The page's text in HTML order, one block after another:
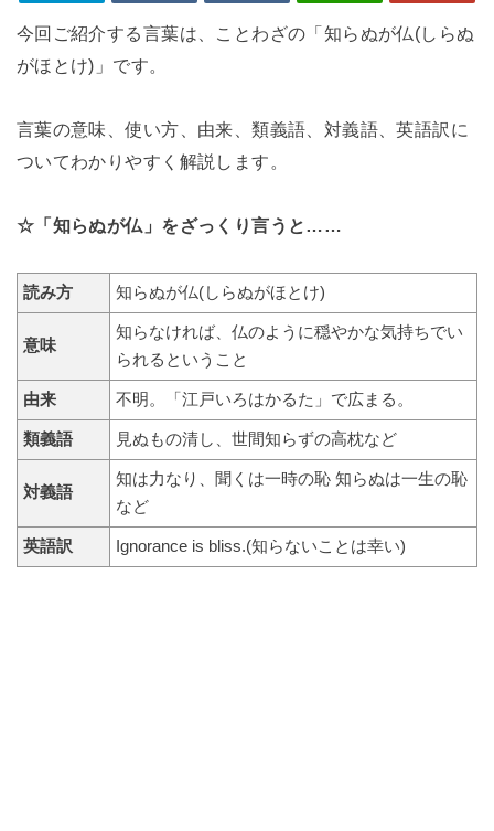
今回ご紹介する言葉は、ことわざの「知らぬが仏(しらぬ
がほとけ)」です。
言葉の意味、使い方、由来、類義語、対義語、英語訳に
ついてわかりやすく解説します。
☆「知らぬが仏」をざっくり言うと……
読み方 知らぬが仏(しらぬがほとけ)
意味
知らなければ、仏のように穏やかな気持ちでい
られるということ
由来 不明。「江戸いろはかるた」で広まる。
類義語 見ぬもの清し、世間知らずの高枕など
対義語
知は力なり、聞くは一時の恥 知らぬは一生の恥
など
英語訳 Ignorance is bliss.(知らないことは幸い)